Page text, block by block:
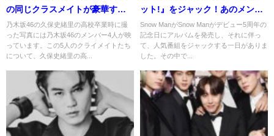
の同じクラスメイトが豪華す
ぎ！遠藤さくらや賀喜遥香も一
緒だった？
乃木坂46の久保史緒里の高校卒業時に撮
った写真には乃木坂46のメンバー4人が映
っています。この5人のクライメイトたち
について、久保史緒里の高...
ット!』をジャック！あのメンバ
ーの一言がSNSで話題に？
Snow ManがSnow Manがデビュー5周年の
記念日にアルバムを発売し、それに伴っ
て、人気番組をジャックする一日がありま
した。その中で...